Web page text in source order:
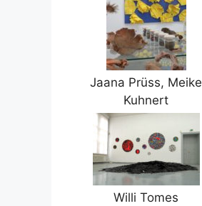
Jaana Prüss, Meike
Kuhnert
Willi Tomes